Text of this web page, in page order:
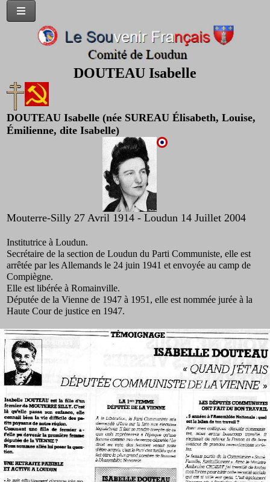
DOUTEAU Isabelle
DOUTEAU Isabelle (née SUREAU Élisabeth, Louise,
Émilienne, dite Isabelle)
Mouterre-Silly 27 Avril 1914 - Loudun 14 Juillet 2004
Institutrice à Loudun.
Secrétaire de la section de Loudun du Parti Communiste, elle est
arrêtée par les Allemands le 24 juin 1941 et envoyée au camp de
Compiègne.
Elle est libérée à Romainville.
Députée de la Vienne de 1947 à 1951, elle est nommée jurée à la
Haute Cour de justice en 1947.